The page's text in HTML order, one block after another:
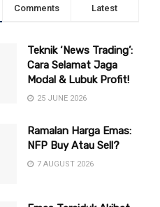
Comments Latest
Teknik ‘News Trading’:
Cara Selamat Jaga
Modal & Lubuk Profit!
25 JUNE 2026
Ramalan Harga Emas:
NFP Buy Atau Sell?
7 AUGUST 2026